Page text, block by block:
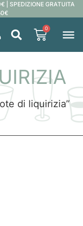
| SPEDIZIONE GRATUITA
0
di liquirizia”